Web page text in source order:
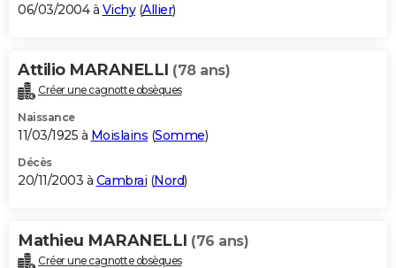
06/03/2004 à Vichy(Allier)
Attilio MARANELLI (78 ans)
Créer une cagnotte obsèques
Naissance
11/03/1925 à Moislains (Somme)
Décès
20/11/2003 à Cambrai (Nord)
Mathieu MARANELLI (76 ans)
Créer une cagnotte obsèques